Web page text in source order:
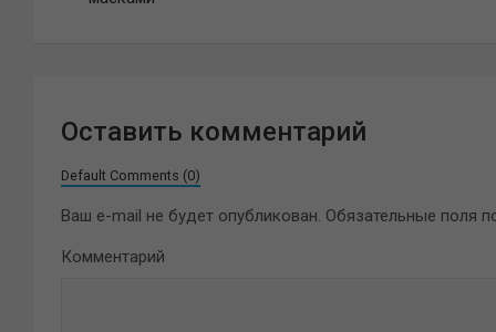
Оставить комментарий
Default Comments (0)
Ваш e-mail не будет опубликован. Обязательные поля
Комментарий